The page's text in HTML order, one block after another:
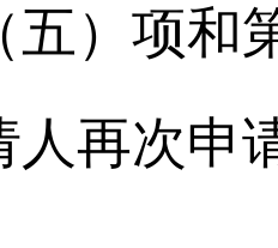
五）项和
人再次申